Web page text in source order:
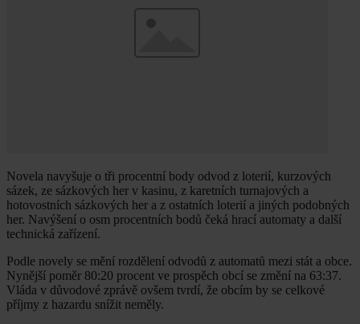
Novela navyšuje o tři procentní body odvod z loterií, kurzových
sázek, ze sázkových her v kasinu, z karetních turnajových a
hotovostních sázkových her a z ostatních loterií a jiných podobných
her. Navýšení o osm procentních bodů čeká hrací automaty a další
technická zařízení.
Podle novely se mění rozdělení odvodů z automatů mezi stát a obce.
Nynější poměr 80:20 procent ve prospěch obcí se změní na 63:37.
Vláda v důvodové zprávě ovšem tvrdí, že obcím by se celkové
příjmy z hazardu snížit neměly.